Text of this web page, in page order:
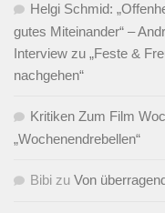
Helgi Schmid:
gutes Miteinander“ –
Interview zu „Feste &
nachgehen“
Kritiken Zum Film
„Wochenendrebellen“
Bibi zu Von